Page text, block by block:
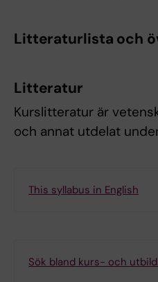
Litteraturlista och
Litteratur
Kurslitteratur är
och annat utdelat
This syllabus in English
Sök bland kurs- och